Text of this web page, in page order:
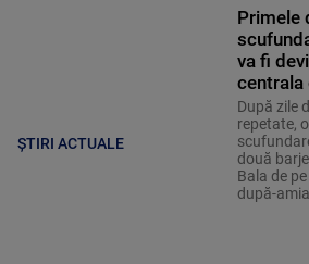
ȘTIRI ACTUALE
Primele
va fi
centrala
După zile
repetate,
două
Bala de
după-